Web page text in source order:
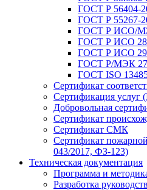
ГОСТ Р 56404-
ГОСТ Р 55267-
ГОСТ Р ИСО/
ГОСТ Р ИСО
ГОСТ Р ИСО
ГОСТ Р/МЭК
ГОСТ ISO
Сертификат
Сертификация
Добровольная
Сертификат
Сертификат СМК
Сертификат
043/2017, ФЗ-123)
Техническая документация
Программа и
Разработка